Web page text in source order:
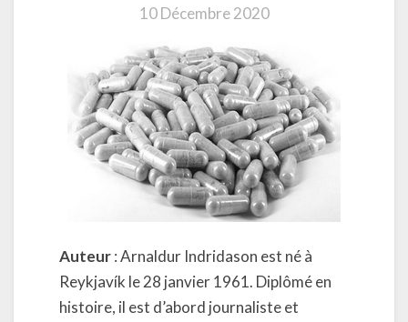
poussière»
10 Décembre 2020
Auteur: Arnaldur Indridason est né à
Reykjavík le 28 janvier 1961. Diplômé en
histoire, il est d’abord journaliste et